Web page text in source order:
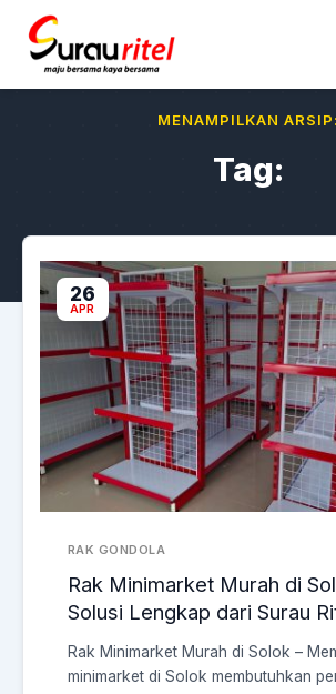
MENAMPILKAN ARSIP:
Tag:
26
APR
RAK GONDOLA
Rak Minimarket Murah di
Solusi Lengkap dari Surau
Rak Minimarket Murah di Solok –
minimarket di Solok membutuhkan